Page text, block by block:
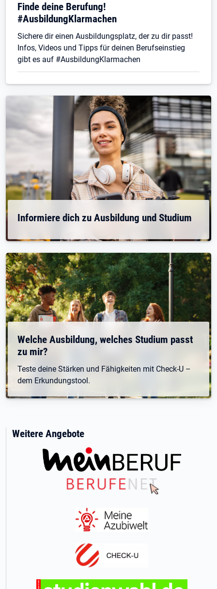
Finde deine Berufung!
#AusbildungKlarmachen
Sichere dir einen Ausbildungsplatz, der zu dir passt!
Infos, Videos und Tipps für deinen Berufseinstieg
gibt es auf #AusbildungKlarmachen
Informiere dich zu Ausbildung und Studium
Welche Ausbildung, welches Studium passt
zu mir?
Teste deine Stärken und Fähigkeiten mit Check-U –
dem Erkundungstool.
Weitere Angebote